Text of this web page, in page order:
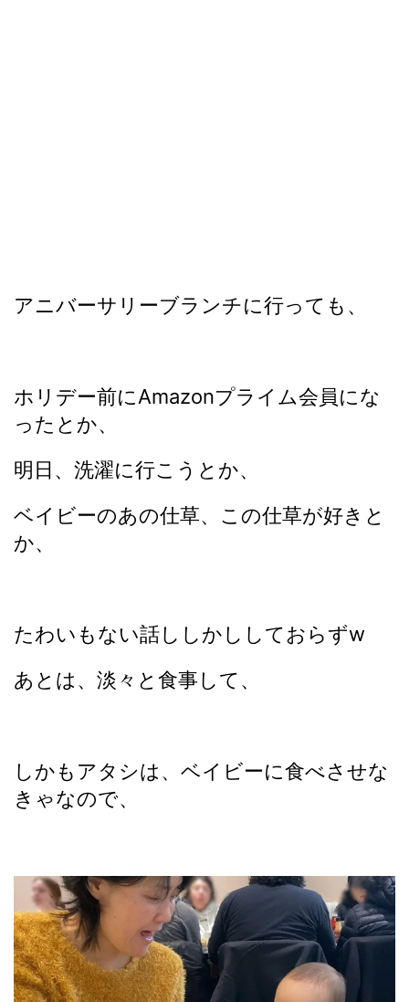
アニバーサリーブランチに行っても、
ホリデー前にAmazonプライム会員にな
ったとか、
明日、洗濯に行こうとか、
ベイビーのあの仕草、この仕草が好きと
か、
たわいもない話ししかししておらずw
あとは、淡々と食事して、
しかもアタシは、ベイビーに食べさせな
きゃなので、